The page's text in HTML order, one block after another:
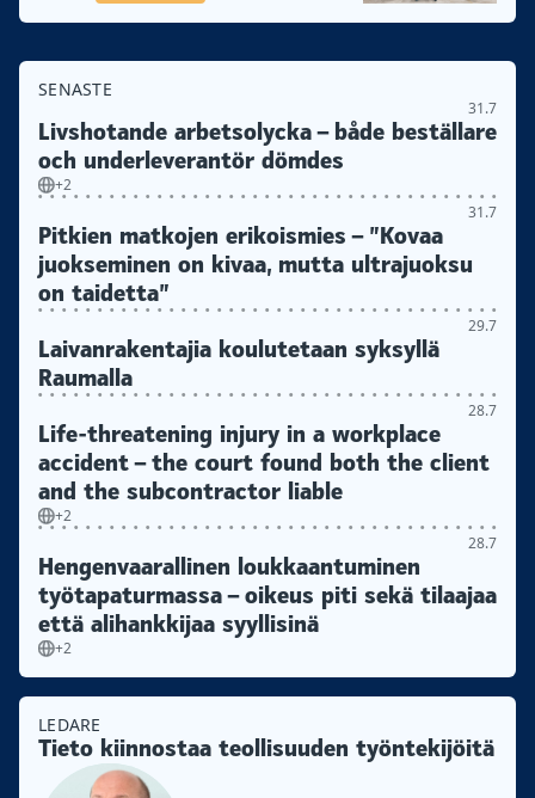
SENASTE
31.7
Livshotande arbetsolycka – både beställare
och underleverantör dömdes
+2
31.7
Pitkien matkojen erikoismies – ”Kovaa
juokseminen on kivaa, mutta ultrajuoksu
on taidetta”
29.7
Laivanrakentajia koulutetaan syksyllä
Raumalla
28.7
Life-threatening injury in a workplace
accident – the court found both the client
and the subcontractor liable
+2
28.7
Hengenvaarallinen loukkaantuminen
työtapaturmassa – oikeus piti sekä tilaajaa
että alihankkijaa syyllisinä
+2
LEDARE
Tieto kiinnostaa teollisuuden työntekijöitä